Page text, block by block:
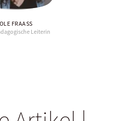
FRAASS
Leiterin